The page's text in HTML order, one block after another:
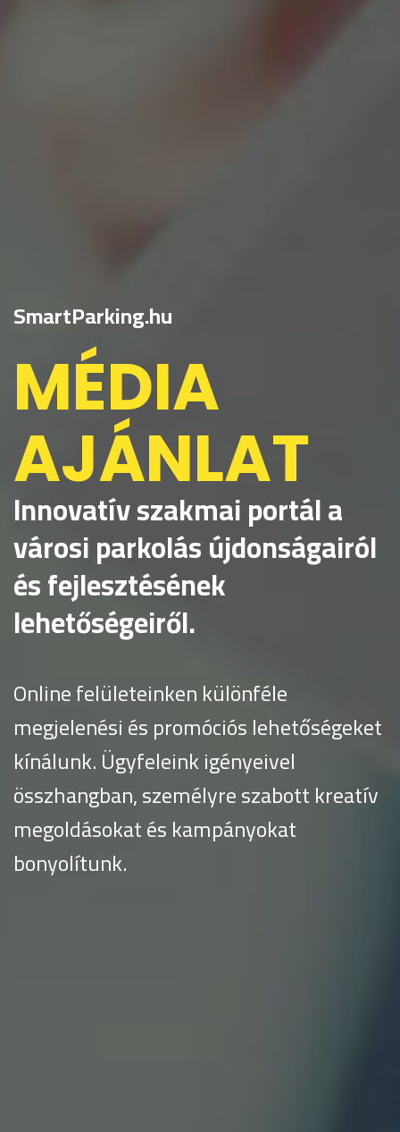
SmartParking.hu
MÉDIA
AJÁNLAT
Innovatív szakmai portál a
városi parkolás újdonságairól
és fejlesztésének
lehetőségeiről.
Online felületeinken különféle
megjelenési és promóciós lehetőségeket
kínálunk. Ügyfeleink igényeivel
összhangban, személyre szabott kreatív
megoldásokat és kampányokat
bonyolítunk.